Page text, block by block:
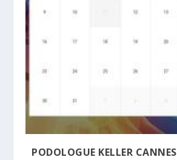
PODOLOGUE KELLER CANNES